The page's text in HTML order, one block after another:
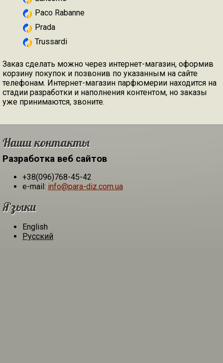
Paco Rabanne
Prada
Trussardi
Заказ сделать можно через интернет-магазин, оформив
корзину покупок и позвонив по указанным на сайте
телефонам. Интернет-магазин парфюмерии находится на
стадии разработки и наполнения контентом, но заказы
уже принимаются, звоните.
Наши контакты
Разработка веб сайтов
+38(096)768-45-42
e-mail: info@para-diz.com.ua
Языки
English
Русский